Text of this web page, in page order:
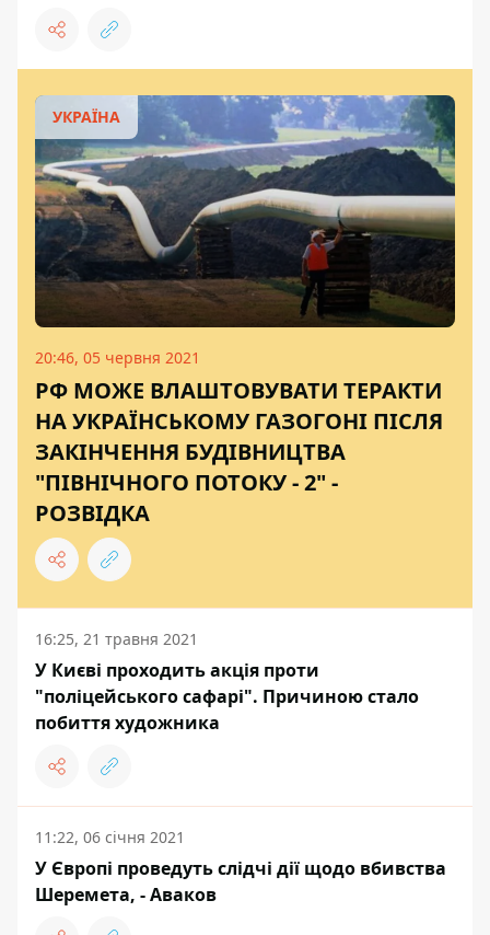
УКРАЇНА
20:46, 05 червня 2021
РФ МОЖЕ ВЛАШТОВУВАТИ ТЕРАКТИ
НА УКРАЇНСЬКОМУ ГАЗОГОНІ ПІСЛЯ
ЗАКІНЧЕННЯ БУДІВНИЦТВА
"ПІВНІЧНОГО ПОТОКУ - 2" -
РОЗВІДКА
16:25, 21 травня 2021
У Києві проходить акція проти
"поліцейського сафарі". Причиною стало
побиття художника
11:22, 06 січня 2021
У Європі проведуть слідчі дії щодо вбивства
Шеремета, - Аваков